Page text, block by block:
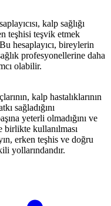
kalp sağlığı
teşhisi teşvik etmek
hesaplayıcı, bireylerin
profesyonellerine daha
olabilir.
kalp hastalıklarının
sağladığını
yeterli olmadığını ve
kullanılması
erken teşhis ve doğru
yollarındandır.